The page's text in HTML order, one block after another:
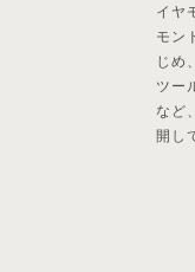
イヤ
モン
じめ
ツー
など
開し